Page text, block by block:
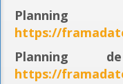
https://
Planning
https://